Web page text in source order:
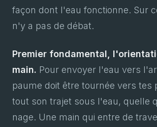
façon dont l'eau fonctionne. Sur
n'y a pas de débat.
Premier fondamental,
main. Pour envoyer l'eau vers
paume doit être tournée vers tes
tout son trajet sous l'eau, quelle
nage. Une main qui entre de